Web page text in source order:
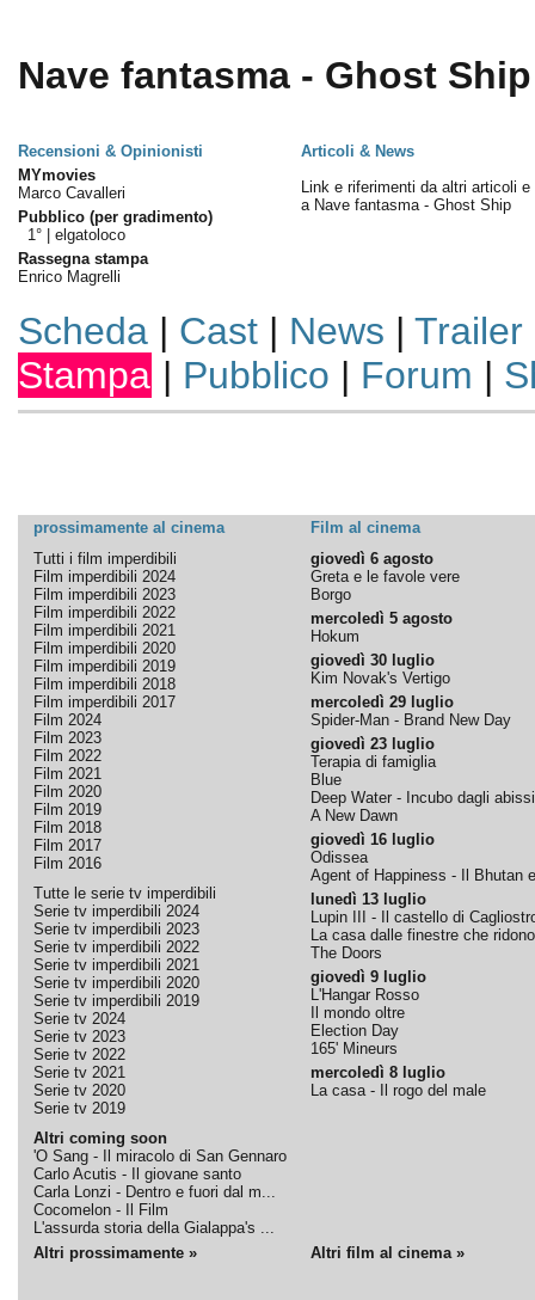
Nave fantasma - Ghost
Recensioni & Opinionisti
Articoli & News
MYmovies
Marco Cavalleri
Pubblico (per gradimento)
1° | elgatoloco
Rassegna stampa
Enrico Magrelli
Link e riferimenti da altri articoli e
a Nave fantasma - Ghost Ship
Scheda| Cast| News | Trailer
Stampa | Pubblico | Forum |
prossimamente al cinema
Film al cinema
Tutti i film imperdibili
Film imperdibili 2024
Film imperdibili 2023
Film imperdibili 2022
Film imperdibili 2021
Film imperdibili 2020
Film imperdibili 2019
Film imperdibili 2018
Film imperdibili 2017
Film 2024
Film 2023
Film 2022
Film 2021
Film 2020
Film 2019
Film 2018
Film 2017
Film 2016
Tutte le serie tv imperdibili
Serie tv imperdibili 2024
Serie tv imperdibili 2023
Serie tv imperdibili 2022
Serie tv imperdibili 2021
Serie tv imperdibili 2020
Serie tv imperdibili 2019
Serie tv 2024
Serie tv 2023
Serie tv 2022
Serie tv 2021
Serie tv 2020
Serie tv 2019
Altri coming soon
'O Sang - Il miracolo di San Gennaro
Carlo Acutis - Il giovane santo
Carla Lonzi - Dentro e fuori dal m...
Cocomelon - Il Film
L'assurda storia della Gialappa's ...
giovedì 6 agosto
Greta e le favole vere
Borgo
mercoledì 5 agosto
Hokum
giovedì 30 luglio
Kim Novak's Vertigo
mercoledì 29 luglio
Spider-Man - Brand New Day
giovedì 23 luglio
Terapia di famiglia
Blue
Deep Water - Incubo dagli abissi
A New Dawn
giovedì 16 luglio
Odissea
Agent of Happiness - Il Bhutan
lunedì 13 luglio
Lupin III - Il castello di
La casa dalle finestre che ridono
The Doors
giovedì 9 luglio
L'Hangar Rosso
Il mondo oltre
Election Day
165' Mineurs
mercoledì 8 luglio
La casa - Il rogo del male
Altri prossimamente » Altri film al cinema »